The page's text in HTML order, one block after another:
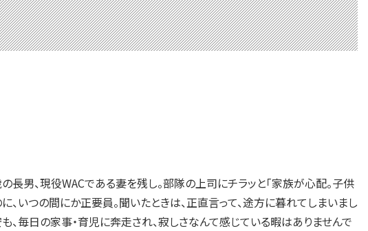
男、現役WACである妻を残し。部隊の上司にチラッと「家族が心配。子供
いつの間にか正要員。聞いたときは、正直言って、途方に暮れてしまいまし
、毎日の家事・育児に奔走され、寂しさなんて感じている暇はありませんで